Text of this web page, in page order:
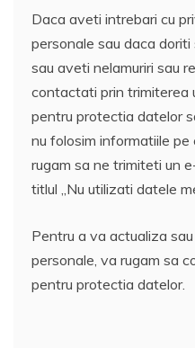
Daca aveti intrebari cu
personale sau daca
sau aveti nelamuriri sau
contactati prin trimiterea
pentru protectia datelor
nu folosim informatiile
rugam sa ne trimiteti un
titlul „Nu utilizati datele
Pentru a va actualiza
personale, va rugam sa
pentru protectia datelor.